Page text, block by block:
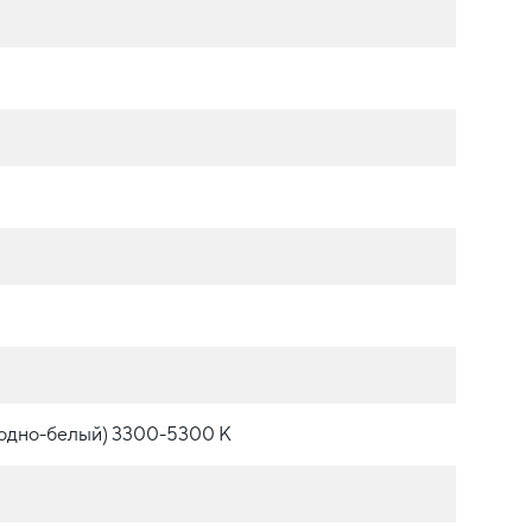
белый) 3300-5300 К